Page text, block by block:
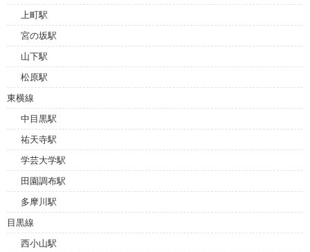
上町駅
宮の坂駅
山下駅
松原駅
東横線
中目黒駅
祐天寺駅
学芸大学駅
田園調布駅
多摩川駅
目黒線
西小山駅